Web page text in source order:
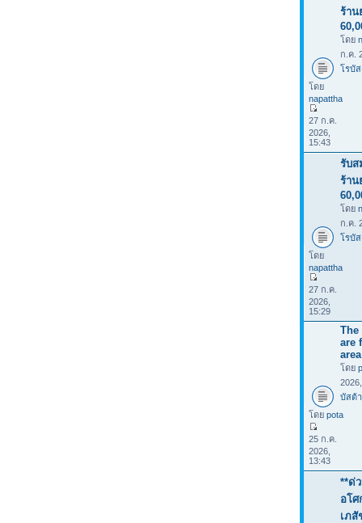
ร้าน
โดย
ก.ค.
โรบั
โดย
napattha
27 ก.ค.
2026,
15:43
รับส
ร้าน
โดย
ก.ค.
โรบั
โดย
napattha
27 ก.ค.
2026,
15:29
are
area
โดย
บัสต้า
โดย pota
25 ก.ค.
2026,
13:43
**ด่
อโ
เภสั